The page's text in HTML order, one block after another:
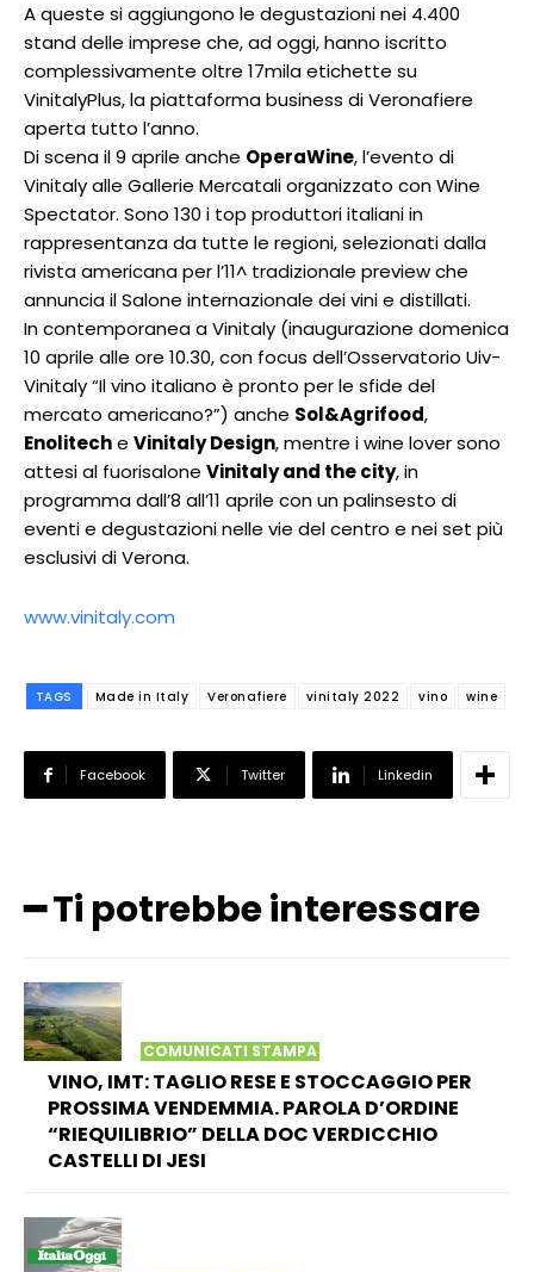
A queste si aggiungono le degustazioni nei 4.400
stand delle imprese che, ad oggi, hanno iscritto
complessivamente oltre 17mila etichette su
VinitalyPlus, la piattaforma business di Veronafiere
aperta tutto l’anno.
Di scena il 9 aprile anche OperaWine, l’evento di
Vinitaly alle Gallerie Mercatali organizzato con Wine
Spectator. Sono 130 i top produttori italiani in
rappresentanza da tutte le regioni, selezionati dalla
rivista americana per l’11^ tradizionale preview che
annuncia il Salone internazionale dei vini e distillati.
In contemporanea a Vinitaly (inaugurazione domenica
10 aprile alle ore 10.30, con focus dell’Osservatorio Uiv-
Vinitaly “Il vino italiano è pronto per le sfide del
mercato americano?”) anche Sol&Agrifood,
Enoliteche Vinitaly Design, mentre i wine lover sono
attesi al fuorisalone Vinitaly and the city, in
programma dall’8 all’11 aprile con un palinsesto di
eventi e degustazioni nelle vie del centro e nei set più
esclusivi di Verona.
www.vinitaly.com
TAGS Made in Italy Veronafiere vinitaly 2022 vino wine
Facebook Twitter Linkedin
━ Ti potrebbe interessare
COMUNICATI STAMPA
VINO, IMT: TAGLIO RESE E STOCCAGGIO PER
PROSSIMA VENDEMMIA. PAROLA D’ORDINE
“RIEQUILIBRIO” DELLA DOC VERDICCHIO
CASTELLI DI JESI